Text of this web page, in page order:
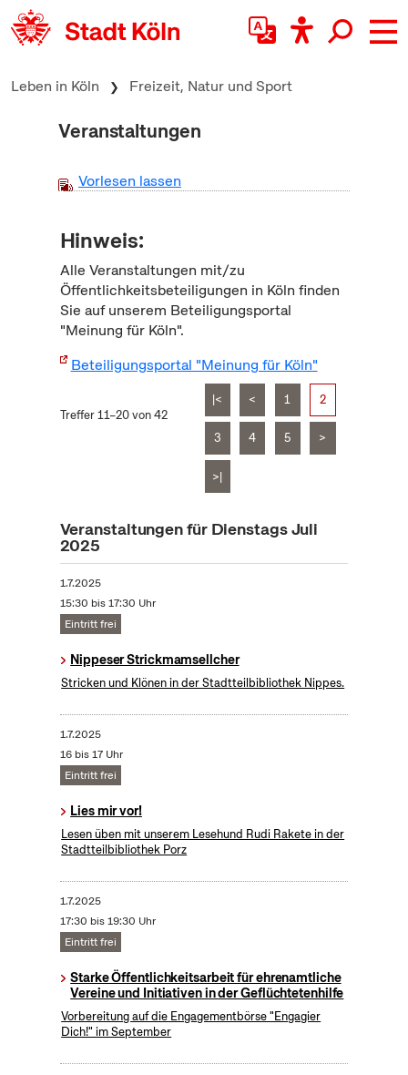
zum Inhalt springen
Leben in Köln Freizeit, Natur und Sport
Veranstaltungen
Vorlesen lassen
Hinweis:
Alle Veranstaltungen mit/zu
Öffentlichkeitsbeteiligungen in Köln finden
Sie auf unserem Beteiligungsportal
"Meinung für Köln".
Beteiligungsportal "Meinung für Köln"
Treffer 11–20 von 42
|< < 1 2
3 4 5 >
>|
Veranstaltungen für Dienstags Juli
2025
1.7.2025
15:30 bis 17:30 Uhr
Eintritt frei
Nippeser Strickmamsellcher
Stricken und Klönen in der Stadtteilbibliothek Nippes.
1.7.2025
16 bis 17 Uhr
Eintritt frei
Lies mir vor!
Lesen üben mit unserem Lesehund Rudi Rakete in der
Stadtteilbibliothek Porz
1.7.2025
17:30 bis 19:30 Uhr
Eintritt frei
Starke Öffentlichkeitsarbeit für ehrenamtliche
Vereine und Initiativen in der Geflüchtetenhilfe
Vorbereitung auf die Engagementbörse "Engagier
Dich!" im September